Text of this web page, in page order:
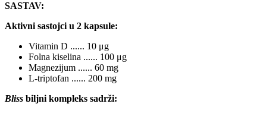
SASTAV:
Aktivni sastojci u 2 kapsule:
Vitamin D ...... 10 μg
Folna kiselina ...... 100 μg
Magnezijum ...... 60 mg
L-triptofan ...... 200 mg
Bliss biljni kompleks sadrži: